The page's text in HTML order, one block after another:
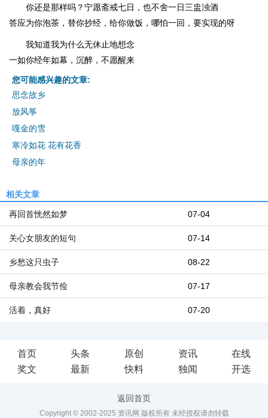
你还是那样吗？宁愿斋戒七日，也不舍一日三盅浊酒
答应为你泡茶，替你抄经，给你做饭，哪怕一回，要实现的呀
我知道我为什么无休止地想念
一如你经年如幕，沉醉，不愿醒来
您可能感兴趣的文章:
思念故乡
放风筝
嘎金的雪
寒冷如花 花有花香
母亲的年
相关文章
07-04
再回首恍然如梦
07-14
关心女朋友的短句
08-22
乡愁这只虫子
07-17
母亲教会我节俭
07-20
活着，真好
首页 头条 原创 资讯
在线
奖文
最新 快料 独闻 开选
返回首页
Copyright © 2002-2025 资讯网 版权所有 未经授权请勿转载